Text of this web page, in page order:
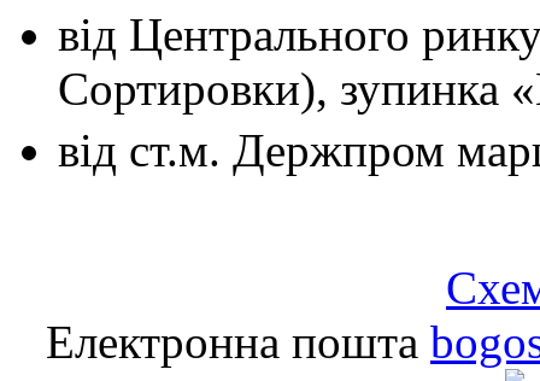
від Центрального
Сортировки), зупинка
від ст.м. Держпром
Електронна пошта